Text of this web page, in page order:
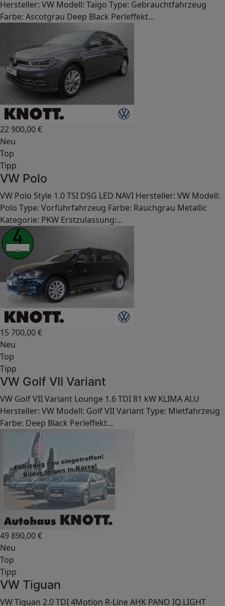
Hersteller: VW Modell: Taigo Type: Gebrauchtfahrzeug
Farbe: Ascotgrau Deep Black Perleffekt...
22 900,00€
Neu
Top
Tipp
VW Polo
VW Polo Style 1.0 TSI DSG LED NAVI Hersteller: VW Modell:
Polo Type: Vorführfahrzeug Farbe: Rauchgrau Metallic
Kategorie: PKW Erstzulassung:...
15 700,00€
Neu
Top
Tipp
VW Golf VII Variant
VW Golf VII Variant Lounge 1.6 TDI 81 kW KLIMA ALU
Hersteller: VW Modell: Golf VII Variant Type: Mietfahrzeug
Farbe: Deep Black Perleffekt...
49 890,00€
Neu
Top
Tipp
VW Tiguan
VW Tiguan 2.0 TDI 4Motion R-Line AHK PANO IQ.LIGHT